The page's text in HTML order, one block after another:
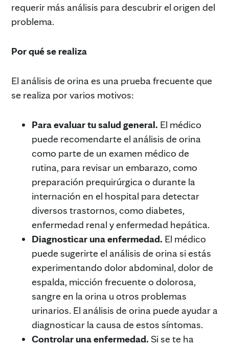
requerir más análisis para descubrir el origen del
problema.
Por qué se realiza
El análisis de orina es una prueba frecuente que
se realiza por varios motivos:
Para evaluar tu salud general. El médico
puede recomendarte el análisis de orina
como parte de un examen médico de
rutina, para revisar un embarazo, como
preparación prequirúrgica o durante la
internación en el hospital para detectar
diversos trastornos, como diabetes,
enfermedad renal y enfermedad hepática.
Diagnosticar una enfermedad. El médico
puede sugerirte el análisis de orina si estás
experimentando dolor abdominal, dolor de
espalda, micción frecuente o dolorosa,
sangre en la orina u otros problemas
urinarios. El análisis de orina puede ayudar a
diagnosticar la causa de estos síntomas.
Controlar una enfermedad. Si se te ha